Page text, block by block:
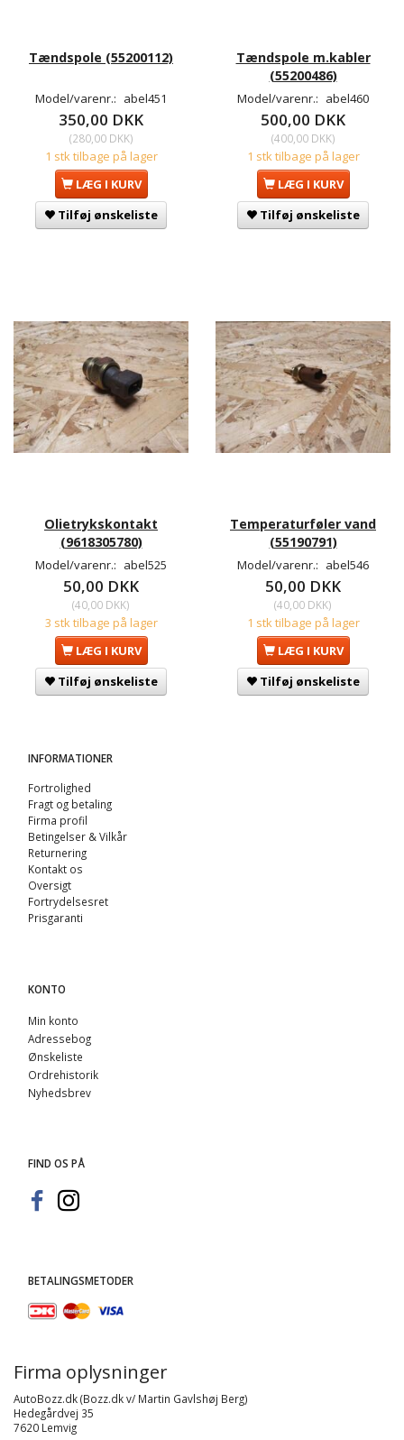
Tændspole (55200112)
Model/varenr.: abel451
350,00 DKK
(280,00 DKK)
1 stk tilbage på lager
LÆG I KURV
Tilføj ønskeliste
Tændspole m.kabler
(55200486)
Model/varenr.: abel460
500,00 DKK
(400,00 DKK)
1 stk tilbage på lager
LÆG I KURV
Tilføj ønskeliste
Olietrykskontakt
(9618305780)
Model/varenr.: abel525
50,00 DKK
(40,00 DKK)
3 stk tilbage på lager
LÆG I KURV
Tilføj ønskeliste
Temperaturføler vand
(55190791)
Model/varenr.: abel546
50,00 DKK
(40,00 DKK)
1 stk tilbage på lager
LÆG I KURV
Tilføj ønskeliste
INFORMATIONER
Fortrolighed
Fragt og betaling
Firma profil
Betingelser & Vilkår
Returnering
Kontakt os
Oversigt
Fortrydelsesret
Prisgaranti
KONTO
Min konto
Adressebog
Ønskeliste
Ordrehistorik
Nyhedsbrev
FIND OS PÅ
BETALINGSMETODER
Firma oplysninger
AutoBozz.dk (Bozz.dk v/ Martin Gavlshøj Berg)
Hedegårdvej 35
7620 Lemvig